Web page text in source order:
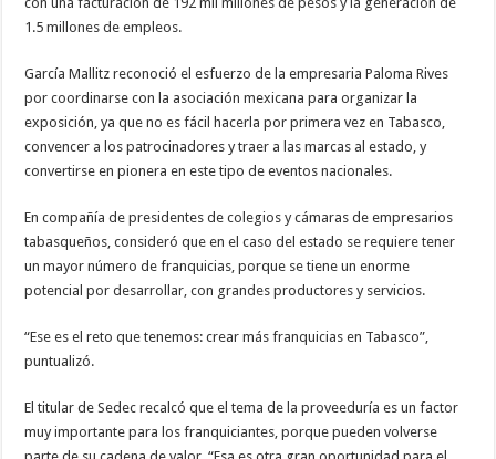
1.5 millones de empleos.
García Mallitz reconoció el esfuerzo de la empresaria Paloma Rives
por coordinarse con la asociación mexicana para organizar la
exposición, ya que no es fácil hacerla por primera vez en Tabasco,
convencer a los patrocinadores y traer a las marcas al estado, y
convertirse en pionera en este tipo de eventos nacionales.
En compañía de presidentes de colegios y cámaras de empresarios
tabasqueños, consideró que en el caso del estado se requiere tener
un mayor número de franquicias, porque se tiene un enorme
potencial por desarrollar, con grandes productores y servicios.
“Ese es el reto que tenemos: crear más franquicias en Tabasco”,
puntualizó.
El titular de Sedec recalcó que el tema de la proveeduría es un factor
muy importante para los franquiciantes, porque pueden volverse